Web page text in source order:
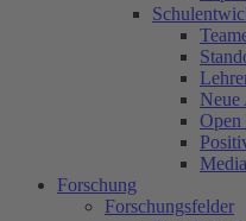
Neue
Open
Forschung
Forschungsfelder